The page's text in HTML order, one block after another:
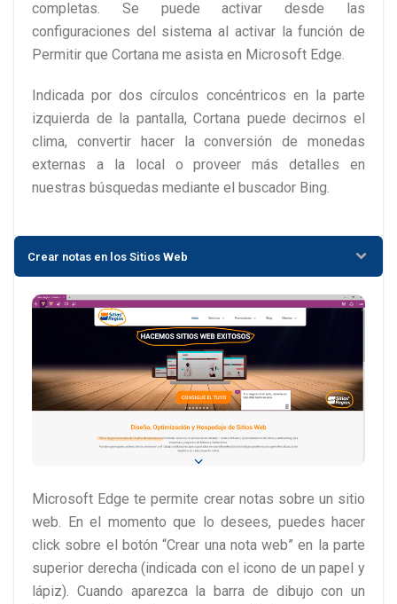
completas. Se puede activar desde las
configuraciones del sistema al activar la función de
Permitir que Cortana me asista en Microsoft Edge.
Indicada por dos círculos concéntricos en la parte
izquierda de la pantalla, Cortana puede decirnos el
clima, convertir hacer la conversión de monedas
externas a la local o proveer más detalles en
nuestras búsquedas mediante el buscador Bing.
Crear notas en los Sitios Web
Microsoft Edge te permite crear notas sobre un sitio
web. En el momento que lo desees, puedes hacer
click sobre el botón “Crear una nota web” en la parte
superior derecha (indicada con el icono de un papel y
lápiz). Cuando aparezca la barra de dibujo con un